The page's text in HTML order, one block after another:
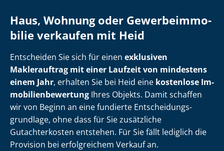
Haus, Wohnung oder Ge­wer­be­im­mo­
bi­lie verkaufen mit Heid
Entscheiden Sie sich für einen exklusiven
Maklerauftrag mit einer Laufzeit von mindestens
einem Jahr, erhalten Sie bei Heid eine kostenlose Im­
mo­bi­li­en­be­wer­tung Ihres Objekts. Damit schaffen
wir von Beginn an eine fundierte Ent­schei­dungs­
grund­la­ge, ohne dass für Sie zusätzliche
Gutachterkosten entstehen. Für Sie fällt lediglich die
Provision bei erfolgreichem Verkauf an.